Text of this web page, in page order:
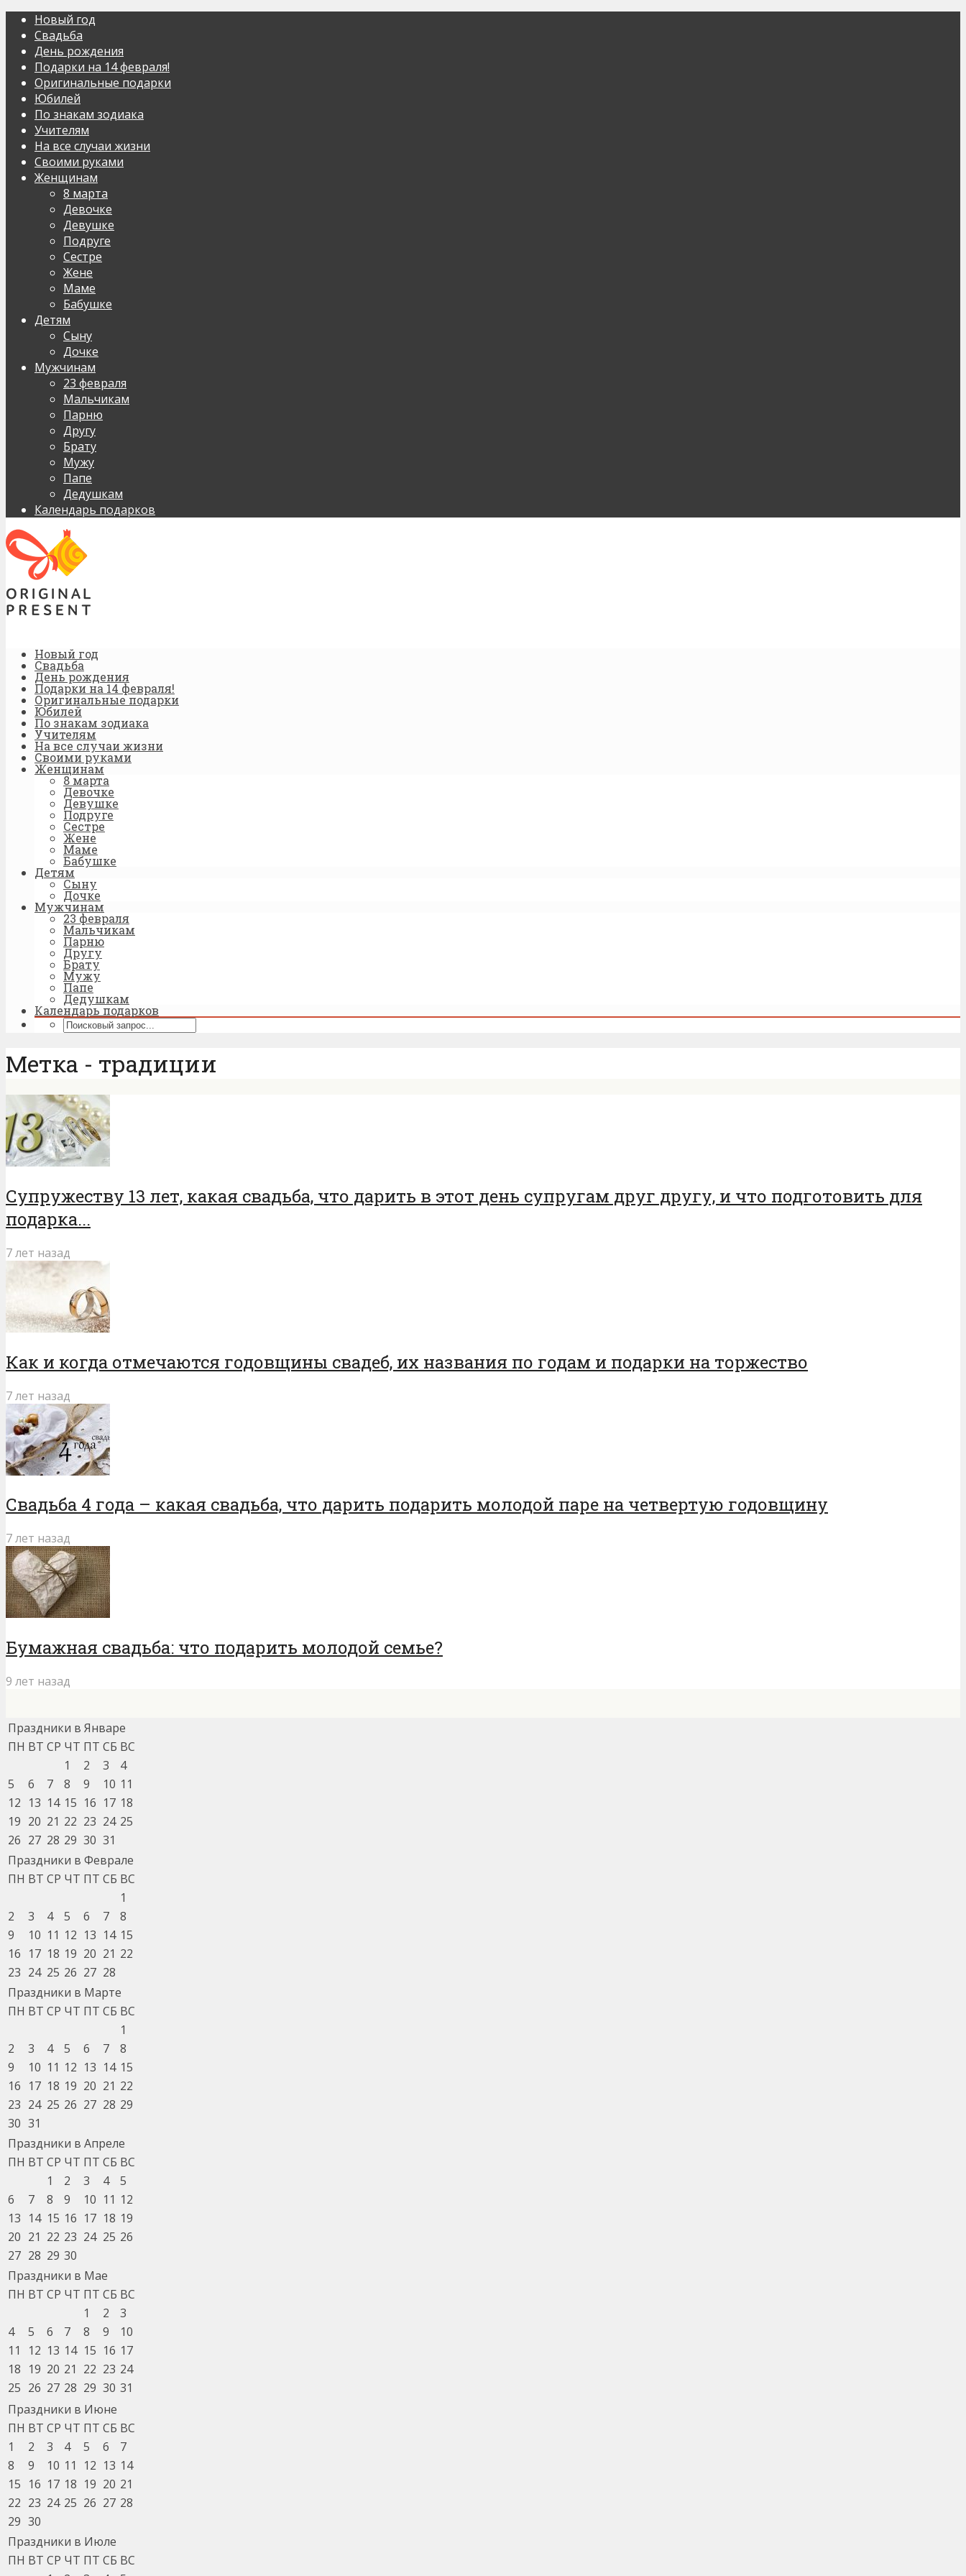
Новый год
Свадьба
День рождения
Подарки на 14 февраля!
Оригинальные подарки
Юбилей
По знакам зодиака
Учителям
На все случаи жизни
Своими руками
Женщинам
8 марта
Девочке
Девушке
Подруге
Сестре
Жене
Маме
Бабушке
Детям
Сыну
Дочке
Мужчинам
23 февраля
Мальчикам
Парню
Другу
Брату
Мужу
Папе
Дедушкам
Календарь подарков
Новый год
Свадьба
День рождения
Подарки на 14 февраля!
Оригинальные подарки
Юбилей
По знакам зодиака
Учителям
На все случаи жизни
Своими руками
Женщинам
8 марта
Девочке
Девушке
Подруге
Сестре
Жене
Маме
Бабушке
Детям
Сыну
Дочке
Мужчинам
23 февраля
Мальчикам
Парню
Другу
Брату
Мужу
Папе
Дедушкам
Календарь подарков
Метка - традиции
Супружеству 13 лет, какая свадьба, что дарить в этот день супругам друг другу, и что подготовить для
подарка...
7 лет назад
Как и когда отмечаются годовщины свадеб, их названия по годам и подарки на торжество
7 лет назад
Свадьба 4 года – какая свадьба, что дарить подарить молодой паре на четвертую годовщину
7 лет назад
Бумажная свадьба: что подарить молодой семье?
9 лет назад
Праздники в Январе
ПН ВТ СР ЧТ ПТ СБ ВС
1
2 3
4
5
6 7 8 9 10 11
12 13 14 15 16 17 18
19 20 21 22 23 24 25
26 27 28 29 30 31
Праздники в Феврале
ПН ВТ СР ЧТ ПТ СБ ВС
1
2
3 4 5 6 7
8
9
10 11 12 13 14 15
16 17 18 19 20 21 22
23 24 25 26 27 28
Праздники в Марте
ПН ВТ СР ЧТ ПТ СБ ВС
1
2
3 4 5 6 7
8
9
10 11 12 13 14 15
16 17 18 19 20 21 22
23 24 25 26 27 28 29
30 31
Праздники в Апреле
ПН ВТ СР ЧТ ПТ СБ ВС
1
2 3 4
5
6
7 8 9 10 11 12
13 14 15 16 17 18 19
20 21 22 23 24 25 26
27 28 29 30
Праздники в Мае
ПН ВТ СР ЧТ ПТ СБ ВС
1
2
3
4
5 6 7 8 9
10
11
12 13 14 15 16 17
18 19 20 21 22 23 24
25 26 27 28 29 30 31
Праздники в Июне
ПН ВТ СР ЧТ ПТ СБ ВС
1
2 3 4 5 6
7
8
9 10 11 12 13 14
15 16 17 18 19 20 21
22 23 24 25 26 27 28
29 30
Праздники в Июле
ПН ВТ СР ЧТ ПТ СБ ВС